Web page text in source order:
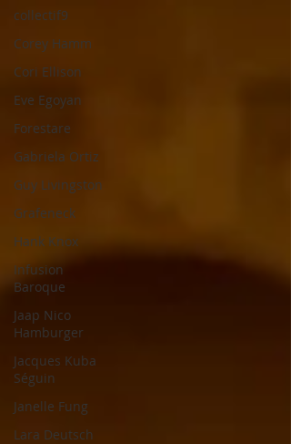
collectif9
Corey Hamm
Cori Ellison
Eve Egoyan
Forestare
Gabriela Ortiz
Guy Livingston
Grafeneck
Hank Knox
Infusion
Baroque
Jaap Nico
Hamburger
Jacques Kuba
Séguin
Janelle Fung
Lara Deutsch